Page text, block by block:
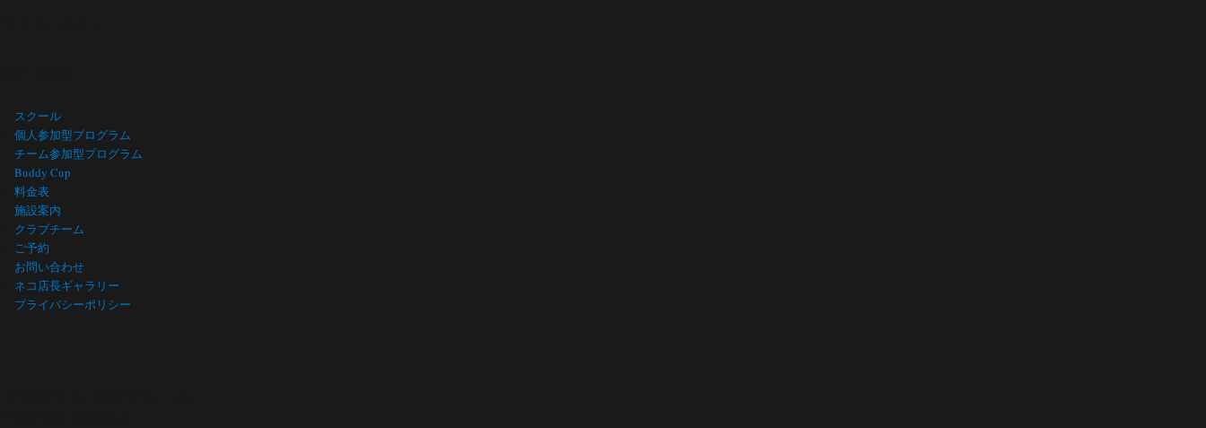
スクール
個人参加型プログラム
チーム参加型プログラム
Buddy Cup
料金表
施設案内
クラブチーム
ご予約
お問い合わせ
ネコ店長ギャラリー
プライバシーポリシー